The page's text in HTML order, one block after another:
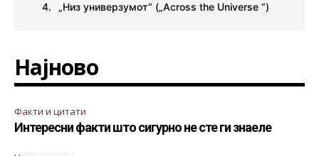
„Низ универзумот“ („Across the Universe “)
Најново
Факти и цитати
Интересни факти што сигурно не сте ги знаеле